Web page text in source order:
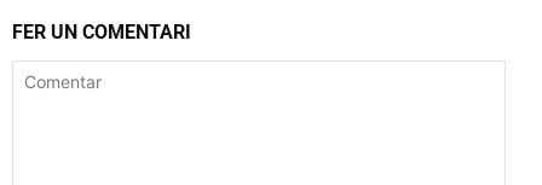
FER UN COMENTARI